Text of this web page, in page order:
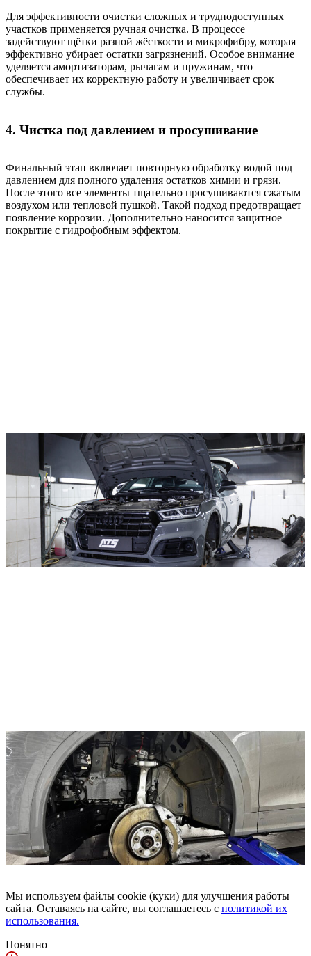
Для эффективности очистки сложных и труднодоступных
участков применяется ручная очистка. В процессе
задействуют щётки разной жёсткости и микрофибру, которая
эффективно убирает остатки загрязнений. Особое внимание
уделяется амортизаторам, рычагам и пружинам, что
обеспечивает их корректную работу и увеличивает срок
службы.
4. Чистка под давлением и просушивание
Финальный этап включает повторную обработку водой под
давлением для полного удаления остатков химии и грязи.
После этого все элементы тщательно просушиваются сжатым
воздухом или тепловой пушкой. Такой подход предотвращает
появление коррозии. Дополнительно наносится защитное
покрытие с гидрофобным эффектом.
Мы используем файлы cookie (куки) для улучшения работы
сайта. Оставаясь на сайте, вы соглашаетесь c политикой их
использования.
Понятно